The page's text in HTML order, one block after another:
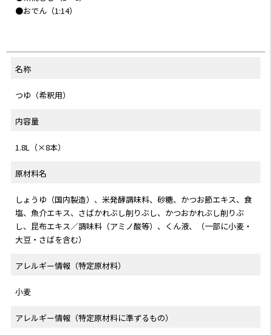
●おでん（1:14）
名称
つゆ（希釈用）
内容量
1.8L（×8本）
原材料名
しょうゆ（国内製造）、米発酵調味料、砂糖、かつお節エキス、食
塩、魚介エキス、さばかれぶし削りぶし、かつおかれぶし削りぶ
し、昆布エキス／調味料（アミノ酸等）、くん液、（一部に小麦・
大豆・さばを含む）
アレルギー情報（特定原材料）
小麦
アレルギー情報（特定原材料に準ずるもの）